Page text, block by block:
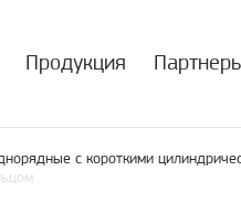
Продукция
с короткими